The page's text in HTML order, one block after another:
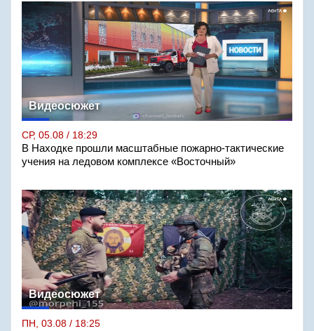
Видеосюжет
СР, 05.08 / 18:29
В Находке прошли масштабные пожарно-тактические
учения на ледовом комплексе «Восточный»
Видеосюжет
ПН, 03.08 / 18:25